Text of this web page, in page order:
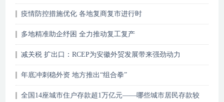
疫情防控措施优化 各地复商复市进行时
多地精准助企纾困 全力推动复工复产
减关税 扩出口：RCEP为安徽外贸发展带来强劲动力
年底冲刺稳外资 地方推出“组合拳”
全国14座城市住户存款超1万亿元——哪些城市居民存款较